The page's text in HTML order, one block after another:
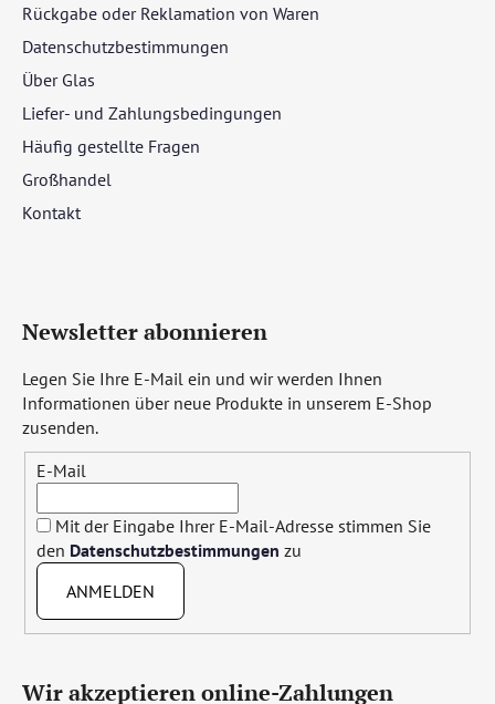
Rückgabe oder Reklamation von Waren
Datenschutzbestimmungen
Über Glas
Liefer- und Zahlungsbedingungen
Häufig gestellte Fragen
Großhandel
Kontakt
Newsletter abonnieren
Legen Sie Ihre E-Mail ein und wir werden Ihnen
Informationen über neue Produkte in unserem E-Shop
zusenden.
E-Mail
Mit der Eingabe Ihrer E-Mail-Adresse stimmen Sie
den Datenschutzbestimmungen zu
ANMELDEN
Wir akzeptieren online-Zahlungen